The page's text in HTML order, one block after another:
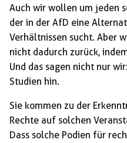
Auch wir wollen um jeden
der in der AfD eine
Verhältnissen sucht. Aber
nicht dadurch zurück,
Und das sagen nicht nur
Studien hin.
Sie kommen zu der
Rechte auf solchen
Dass solche Podien für